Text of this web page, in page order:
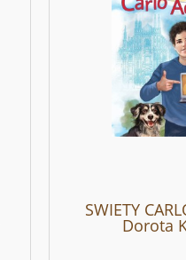
SWIETY
Dorota